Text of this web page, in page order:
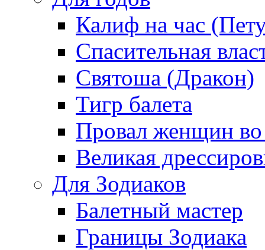
Калиф на час
Спасительная
Святоша (Дракон)
Тигр балета
Провал женщин во
Великая
Для Зодиаков
Балетный мастер
Границы Зодиака